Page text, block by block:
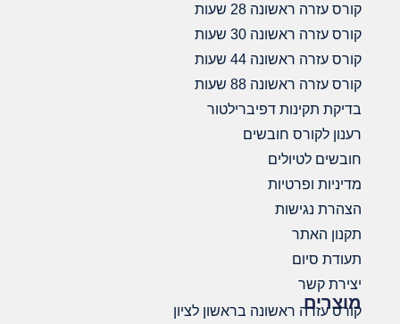
קורס עזרה ראשונה 28 שעות
קורס עזרה ראשונה 30 שעות
קורס עזרה ראשונה 44 שעות
קורס עזרה ראשונה 88 שעות
בדיקת תקינות דפיברילטור
רענון לקורס חובשים
חובשים לטיולים
מדיניות ופרטיות
הצהרת נגישות
תקנון האתר
תעודת סיום
יצירת קשר
מוצרים
קורס עזרה ראשונה בראשון לציון